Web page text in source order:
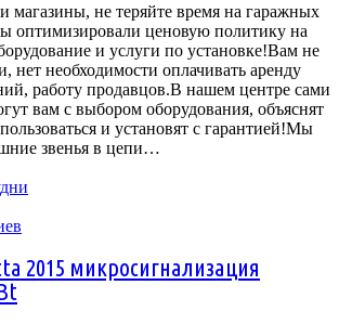
магазины, не теряйте время на гаражных
оптимизировали ценовую политику на
и услуги по установке!Вам не
нет необходимости оплачивать аренду
работу продавцов.В нашем центре сами
вам с выбором оборудования, объяснят
и установят с гарантией!Мы
звенья в цепи…
2015 микросигнализация